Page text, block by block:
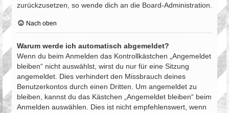
zurückzusetzen, so wende dich an die Board-Administration.
Nach oben
Warum werde ich automatisch abgemeldet?
Wenn du beim Anmelden das Kontrollkästchen „Angemeldet
bleiben“ nicht auswählst, wirst du nur für eine Sitzung
angemeldet. Dies verhindert den Missbrauch deines
Benutzerkontos durch einen Dritten. Um angemeldet zu
bleiben, kannst du das Kästchen „Angemeldet bleiben“ beim
Anmelden auswählen. Dies ist nicht empfehlenswert, wenn